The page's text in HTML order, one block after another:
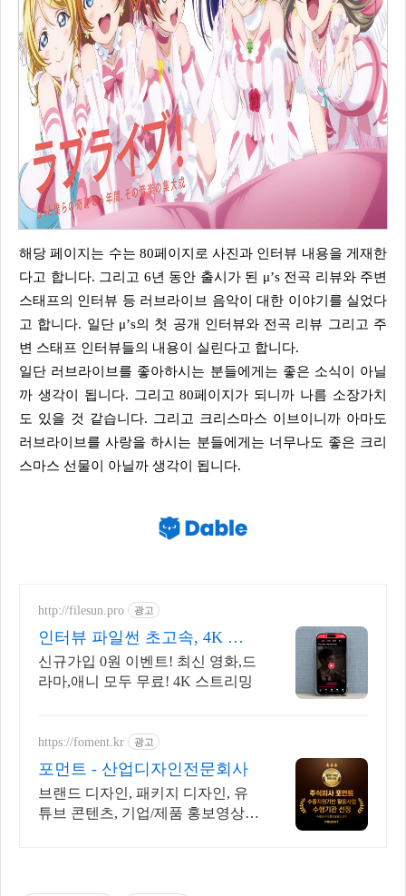
해당 페이지는 수는 80페이지로 사진과 인터뷰 내용을 게재한
다고 합니다. 그리고 6년 동안 출시가 된 μ’s 전곡 리뷰와 주변
스태프의 인터뷰 등 러브라이브 음악이 대한 이야기를 실었다
고 합니다. 일단 μ’s의 첫 공개 인터뷰와 전곡 리뷰 그리고 주
변 스태프 인터뷰들의 내용이 실린다고 합니다.
일단 러브라이브를 좋아하시는 분들에게는 좋은 소식이 아닐
까 생각이 됩니다. 그리고 80페이지가 되니까 나름 소장가치
도 있을 것 같습니다. 그리고 크리스마스 이브이니까 아마도
러브라이브를 사랑을 하시는 분들에게는 너무나도 좋은 크리
스마스 선물이 아닐까 생각이 됩니다.
http://filesun.pro 광고
인터뷰 파일썬 초고속, 4K 실
시간 보기!
신규가입 0원 이벤트! 최신 영화,드
라마,애니 모두 무료! 4K 스트리밍
https://foment.kr 광고
포먼트 - 산업디자인전문회사
브랜드 디자인, 패키지 디자인, 유
튜브 콘텐츠, 기업/제품 홍보영상,